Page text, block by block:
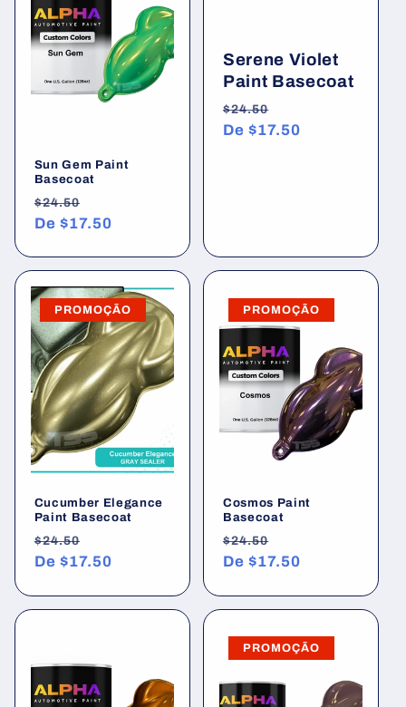
Sun Gem Paint
Basecoat
Preço
normal
$24.50
promocional
De $17.50
Serene Violet
Paint Basecoat
Preço
normal
$24.50
promocional
De$17.50
PROMOÇÃO
Cucumber Elegance
Paint Basecoat
Preço
normal
$24.50
promocional
De $17.50
PROMOÇÃO
Cosmos Paint
Basecoat
Preço
normal
$24.50
promocional
De$17.50
PROMOÇÃO